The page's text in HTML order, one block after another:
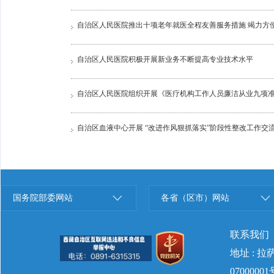
自治区人民医院推出十项老年就医全程友善服务措施 竭力方
自治区人民医院积极开展新业务不断提高专业技术水平
自治区人民医院组织开展《医疗机构工作人员廉洁从业九项
自治区血液中心开展 “改进作风狠抓落实”阶段性整改工作交
国务院部委网站 各省（区市）网站
联系我们
地址 : 拉
07000001